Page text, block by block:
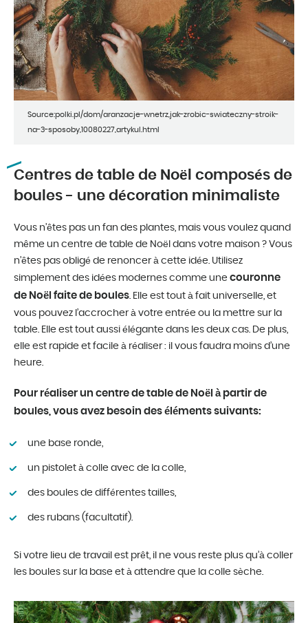
Source:polki.pl/dom/aranzacje-wnetrz,jak-zrobic-swiateczny-stroik-
na-3-sposoby,10080227,artykul.html
Centres de table de Noël composés de
boules - une décoration minimaliste
Vous n’êtes pas un fan des plantes, mais vous voulez quand
même un centre de table de Noël dans votre maison ? Vous
n’êtes pas obligé de renoncer à cette idée. Utilisez
simplement des idées modernes comme une couronne
de Noël faite de boules . Elle est tout à fait universelle, et
vous pouvez l’accrocher à votre entrée ou la mettre sur la
table. Elle est tout aussi élégante dans les deux cas. De plus,
elle est rapide et facile à réaliser : il vous faudra moins d’une
heure.
Pour réaliser un centre de table de Noël à partir de
boules, vous avez besoin des éléments suivants:
une base ronde,
un pistolet à colle avec de la colle,
des boules de différentes tailles,
des rubans (facultatif).
Si votre lieu de travail est prêt, il ne vous reste plus qu’à coller
les boules sur la base et à attendre que la colle sèche.